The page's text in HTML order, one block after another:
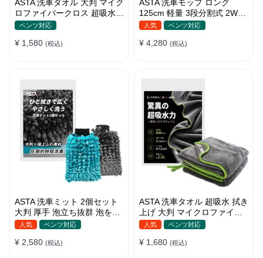
ASTA 洗車タオル 大判 マイク
ロファイバークロス 超吸水ツ
イストパイル 洗車クロス 傷
ベンツ対応
¥ 1,580 (税込)
ASTA 洗車モップ ロング
125cm 軽量 3段分割式 2WAY
洗車ブラシ スポンジ 高吸水
110°可動ヘッド 15°カーブ設
人気 ベンツ対応
¥ 4,280 (税込)
ASTA 洗車ミット 2個セット
大判 厚手 泡立ち抜群 泡をし
っかりキープ 洗車スポンジ
ーブ 傷つきにくい ボディ ガ
人気 ベンツ対応
¥ 2,580 (税込)
ASTA 洗車タオル 超吸水 拭き
上げ 大判 マイクロファイバ
ークロス プロ仕様 水拭き 窓
傷つかない 撥水 厚手 両面 大
人気 ベンツ対応
¥ 1,680 (税込)